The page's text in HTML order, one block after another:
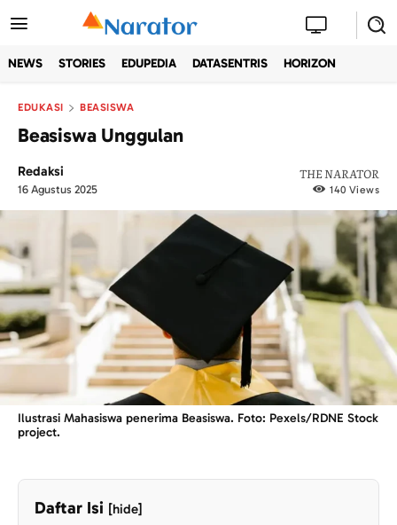
NEWS STORIES EDUPEDIA DATASENTRIS HORIZON
EDUKASI BEASISWA
Beasiswa Unggulan
Redaksi
16 Agustus 2025
THE NARATOR
140 Views
Ilustrasi Mahasiswa penerima Beasiswa. Foto: Pexels/RDNE Stock
project.
Daftar Isi [hide]